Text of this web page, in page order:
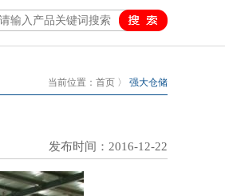
当前位置： 首页 〉 强大仓储
发布时间：2016-12-22